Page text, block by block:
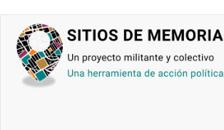
contenido
principal